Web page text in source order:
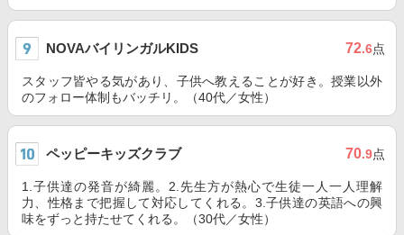
NOVAバイリンガルKIDS 72.6点
スタッフ皆やる気があり、子供へ教えることが好き。授業以外
のフォロー体制もバッチリ。（40代／女性）
ペッピーキッズクラブ 70.9点
1.子供達の発音が綺麗。2.先生方が熱心で生徒一人一人理解
力、性格まで把握して対応してくれる。3.子供達の英語への興
味をずっと持たせてくれる。（30代／女性）